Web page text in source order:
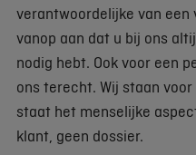
verantwoordelijke van een
vanop aan dat u bij ons
nodig hebt. Ook voor een
ons terecht. Wij staan
staat het menselijke
klant, geen dossier.